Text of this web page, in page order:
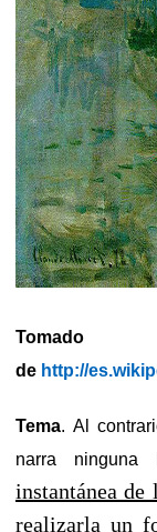
Tomado
de http://
Tema. Al
narra ninguna
instantánea
realizarla un